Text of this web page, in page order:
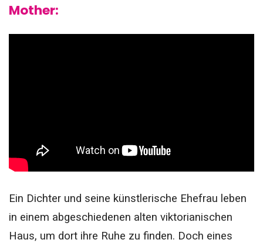
Mother:
Ein Dichter und seine künstlerische Ehefrau leben
in einem abgeschiedenen alten viktorianischen
Haus, um dort ihre Ruhe zu finden. Doch eines